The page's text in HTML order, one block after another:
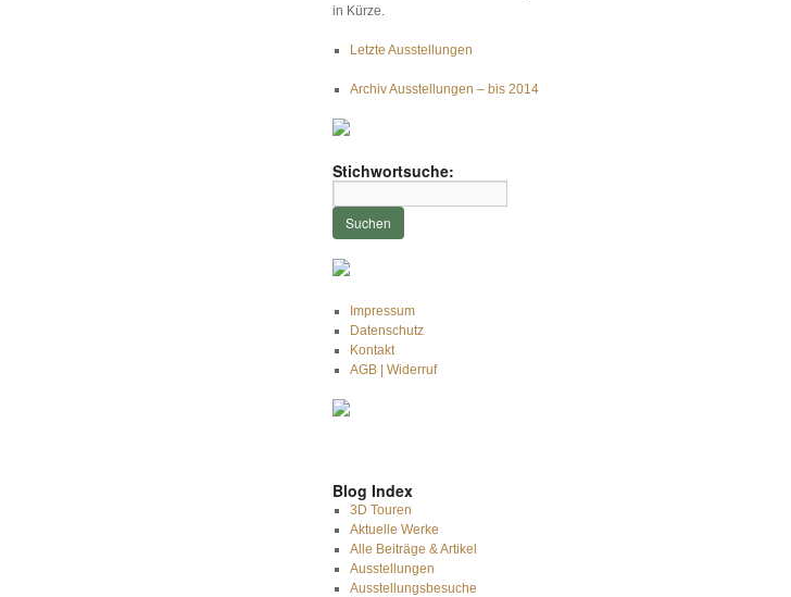
in Kürze.
Letzte Ausstellungen
Archiv Ausstellungen – bis 2014
Stichwortsuche:
Impressum
Datenschutz
Kontakt
AGB | Widerruf
Blog Index
3D Touren
Aktuelle Werke
Alle Beiträge & Artikel
Ausstellungen
Ausstellungsbesuche